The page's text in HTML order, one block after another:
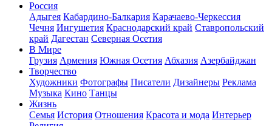
Россия
Адыгея Кабардино-Балкария Карачаево-Черкессия
Чечня Ингушетия Краснодарский край Ставропольский
край Дагестан Северная Осетия
В Мире
Грузия Армения Южная Осетия Абхазия Азербайджан
Творчество
Художники Фотографы Писатели Дизайнеры Реклама
Музыка Кино Танцы
Жизнь
Семья История Отношения Красота и мода Интерьер